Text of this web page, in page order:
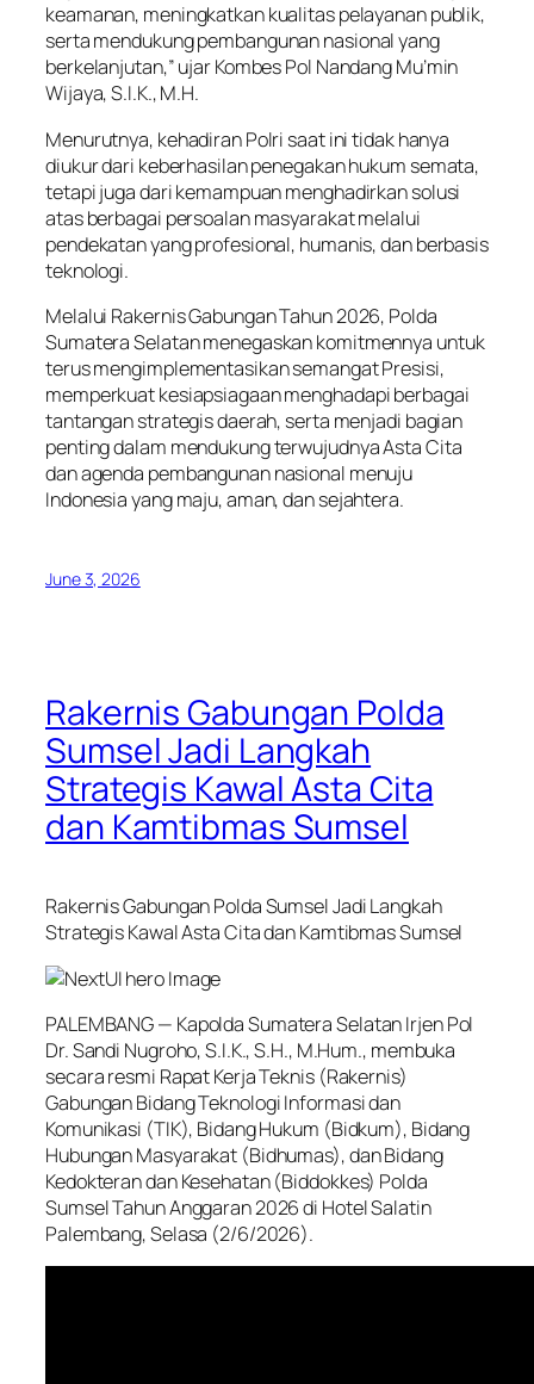
keamanan, meningkatkan kualitas pelayanan publik,
serta mendukung pembangunan nasional yang
berkelanjutan,” ujar Kombes Pol Nandang Mu’min
Wijaya, S.I.K., M.H.
Menurutnya, kehadiran Polri saat ini tidak hanya
diukur dari keberhasilan penegakan hukum semata,
tetapi juga dari kemampuan menghadirkan solusi
atas berbagai persoalan masyarakat melalui
pendekatan yang profesional, humanis, dan berbasis
teknologi.
Melalui Rakernis Gabungan Tahun 2026, Polda
Sumatera Selatan menegaskan komitmennya untuk
terus mengimplementasikan semangat Presisi,
memperkuat kesiapsiagaan menghadapi berbagai
tantangan strategis daerah, serta menjadi bagian
penting dalam mendukung terwujudnya Asta Cita
dan agenda pembangunan nasional menuju
Indonesia yang maju, aman, dan sejahtera.
June 3, 2026
Rakernis Gabungan Polda
Sumsel Jadi Langkah
Strategis Kawal Asta Cita
dan Kamtibmas Sumsel
Rakernis Gabungan Polda Sumsel Jadi Langkah
Strategis Kawal Asta Cita dan Kamtibmas Sumsel
PALEMBANG — Kapolda Sumatera Selatan Irjen Pol
Dr. Sandi Nugroho, S.I.K., S.H., M.Hum., membuka
secara resmi Rapat Kerja Teknis (Rakernis)
Gabungan Bidang Teknologi Informasi dan
Komunikasi (TIK), Bidang Hukum (Bidkum), Bidang
Hubungan Masyarakat (Bidhumas), dan Bidang
Kedokteran dan Kesehatan (Biddokkes) Polda
Sumsel Tahun Anggaran 2026 di Hotel Salatin
Palembang, Selasa (2/6/2026).